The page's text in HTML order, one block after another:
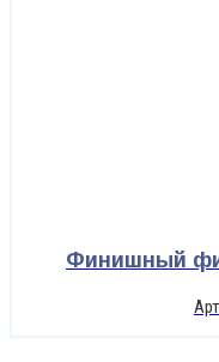
Финишный